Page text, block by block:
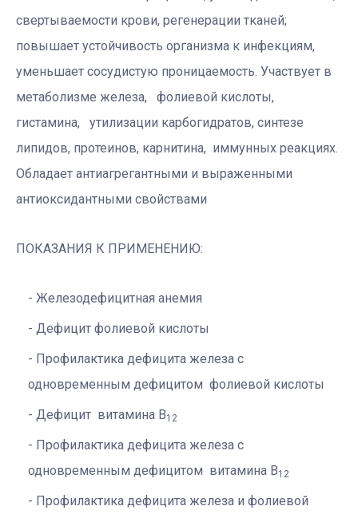
свертываемости крови, регенерации тканей;
повышает устойчивость организма к инфекциям,
уменьшает сосудистую проницаемость. Участвует в
метаболизме железа, фолиевой кислоты,
гистамина, утилизации карбогидратов, синтезе
липидов, протеинов, карнитина, иммунных реакциях.
Обладает антиагрегантными и выраженными
антиоксидантными свойствами
ПОКАЗАНИЯ К ПРИМЕНЕНИЮ:
Железодефицитная анемия
Дефицит фолиевой кислоты
Профилактика дефицита железа с
одновременным дефицитом фолиевой кислоты
Дефицит витамина В12
Профилактика дефицита железа с
одновременным дефицитом витамина В12
Профилактика дефицита железа и фолиевой